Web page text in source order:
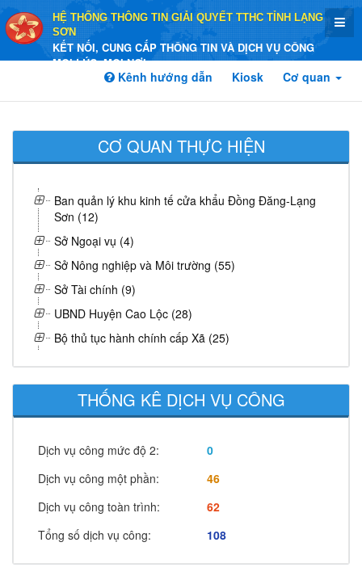
HỆ THỐNG THÔNG TIN GIẢI QUYẾT TTHC TỈNH LẠNG
SƠN
KẾT NỐI, CUNG CẤP THÔNG TIN VÀ DỊCH VỤ CÔNG
MỌI LÚC, MỌI NƠI
Kênh hướng dẫn Kiosk Cơ quan
CƠ QUAN THỰC HIỆN
Ban quản lý khu kinh tế cửa khẩu Đồng Đăng-Lạng
Sơn (12)
Sở Ngoại vụ (4)
Sở Nông nghiệp và Môi trường (55)
Sở Tài chính (9)
UBND Huyện Cao Lộc (28)
Bộ thủ tục hành chính cấp Xã (25)
THỐNG KÊ DỊCH VỤ CÔNG
Dịch vụ công mức độ 2:
0
Dịch vụ công một phần:
46
Dịch vụ công toàn trình:
62
Tổng số dịch vụ công:
108